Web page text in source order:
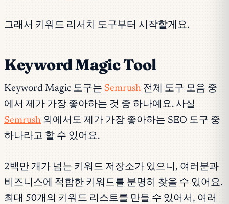
그래서 키워드 리서치 도구부터 시작할게요.
Keyword Magic Tool
Keyword Magic 도구는 Semrush 전체 도구 모음 중
에서 제가 가장 좋아하는 것 중 하나예요. 사실
Semrush 외에서도 제가 가장 좋아하는 SEO 도구 중
하나라고 할 수 있어요.
2백만 개가 넘는 키워드 저장소가 있으니, 여러분과
비즈니스에 적합한 키워드를 분명히 찾을 수 있어요.
최대 50개의 키워드 리스트를 만들 수 있어서, 여러